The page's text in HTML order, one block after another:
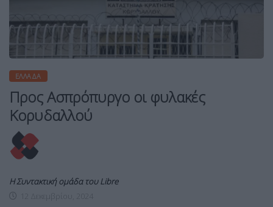
ΕΛΛΆΔΑ
Προς Ασπρόπυργο οι φυλακές
Κορυδαλλού
Η Συντακτική ομάδα του Libre